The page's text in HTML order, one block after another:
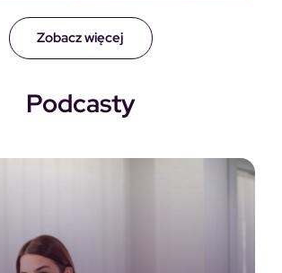
Zobacz więcej
Podcasty